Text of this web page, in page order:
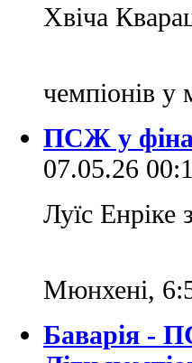
Хвіча
чемпіонів у
ПСЖ у
07.05.26
Луїс Енріке
Мюнхені,
Баварія -